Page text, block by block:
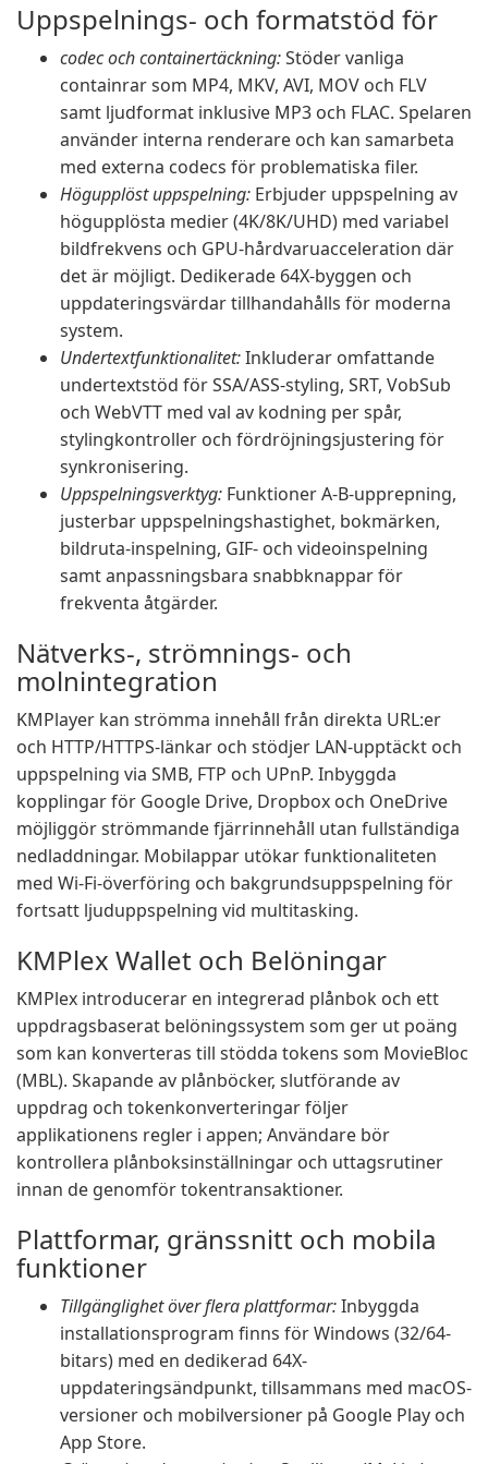
Uppspelnings- och formatstöd för
codec och containertäckning:Stöder vanliga
containrar som MP4, MKV, AVI, MOV och FLV
samt ljudformat inklusive MP3 och FLAC. Spelaren
använder interna renderare och kan samarbeta
med externa codecs för problematiska filer.
Högupplöst uppspelning: Erbjuder uppspelning av
högupplösta medier (4K/8K/UHD) med variabel
bildfrekvens och GPU-hårdvaruacceleration där
det är möjligt. Dedikerade 64X-byggen och
uppdateringsvärdar tillhandahålls för moderna
system.
Undertextfunktionalitet:Inkluderar omfattande
undertextstöd för SSA/ASS-styling, SRT, VobSub
och WebVTT med val av kodning per spår,
stylingkontroller och fördröjningsjustering för
synkronisering.
Uppspelningsverktyg: Funktioner A-B-upprepning,
justerbar uppspelningshastighet, bokmärken,
bildruta-inspelning, GIF- och videoinspelning
samt anpassningsbara snabbknappar för
frekventa åtgärder.
Nätverks-, strömnings- och
molnintegration
KMPlayer kan strömma innehåll från direkta URL:er
och HTTP/HTTPS-länkar och stödjer LAN-upptäckt och
uppspelning via SMB, FTP och UPnP. Inbyggda
kopplingar för Google Drive, Dropbox och OneDrive
möjliggör strömmande fjärrinnehåll utan fullständiga
nedladdningar. Mobilappar utökar funktionaliteten
med Wi-Fi-överföring och bakgrundsuppspelning för
fortsatt ljuduppspelning vid multitasking.
KMPlex Wallet och Belöningar
KMPlex introducerar en integrerad plånbok och ett
uppdragsbaserat belöningssystem som ger ut poäng
som kan konverteras till stödda tokens som MovieBloc
(MBL). Skapande av plånböcker, slutförande av
uppdrag och tokenkonverteringar följer
applikationens regler i appen; Användare bör
kontrollera plånboksinställningar och uttagsrutiner
innan de genomför tokentransaktioner.
Plattformar, gränssnitt och mobila
funktioner
Tillgänglighet över flera plattformar:Inbyggda
installationsprogram finns för Windows (32/64-
bitars) med en dedikerad 64X-
uppdateringsändpunkt, tillsammans med macOS-
versioner och mobilversioner på Google Play och
App Store.